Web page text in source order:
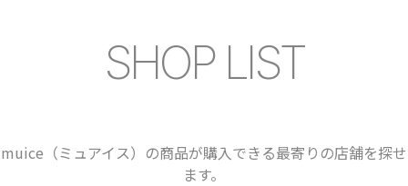
SHOP LIST
muice（ミュアイス）の商品が購入できる最寄りの店舗を探せ
ます。